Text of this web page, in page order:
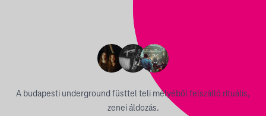
A budapesti underground füsttel teli mélyéből felszálló rituális,
zenei áldozás.